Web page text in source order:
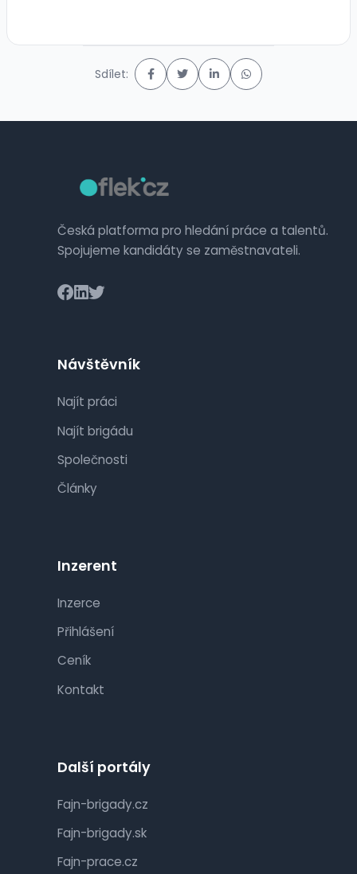
Sdílet:
Česká platforma pro hledání práce a talentů.
Spojujeme kandidáty se zaměstnavateli.
Návštěvník
Najít práci
Najít brigádu
Společnosti
Články
Inzerent
Inzerce
Přihlášení
Ceník
Kontakt
Další portály
Fajn-brigady.cz
Fajn-brigady.sk
Fajn-prace.cz